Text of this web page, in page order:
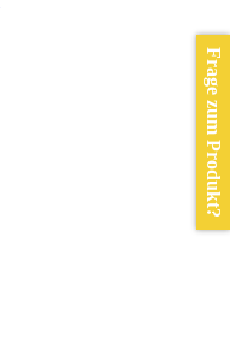
Frage zum Produkt?